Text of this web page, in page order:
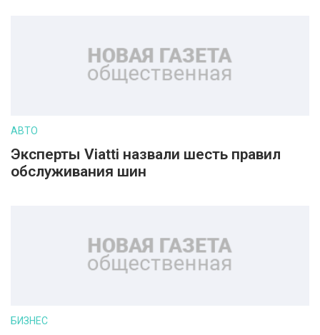
АВТО
Эксперты Viatti назвали шесть правил
обслуживания шин
БИЗНЕС